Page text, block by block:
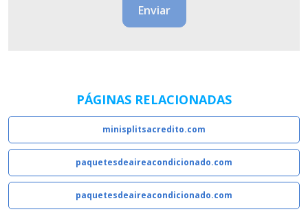
PÁGINAS RELACIONADAS
minisplitsacredito.com
paquetesdeaireacondicionado.com
paquetesdeaireacondicionado.com